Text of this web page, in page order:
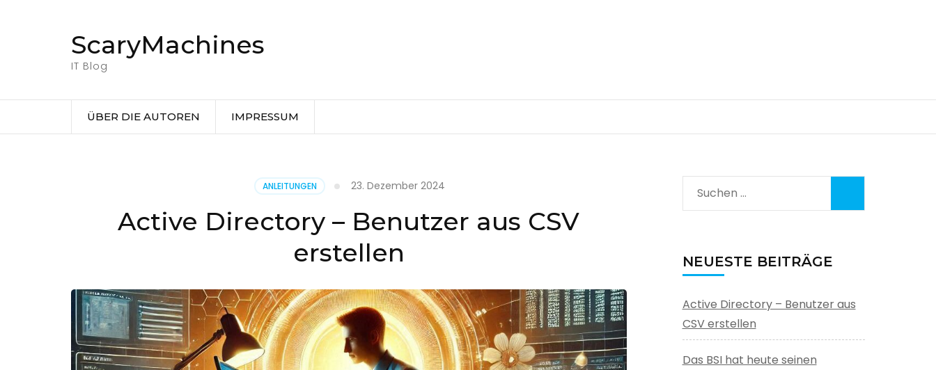
(Eingabetaste
ScaryMachines
IT Blog
ÜBER DIE AUTOREN IMPRESSUM
ANLEITUNGEN 23. Dezember 2024
Active Directory – Benutzer aus CSV
erstellen
Suchen
nach:
NEUESTE BEITRÄGE
Active Directory – Benutzer aus
CSV erstellen
Das BSI hat heute seinen